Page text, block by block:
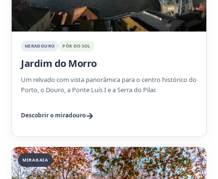
MIRADOURO PÔR DO SOL
Jardim do Morro
Um relvado com vista panorâmica para o centro histórico do
Porto, o Douro, a Ponte Luís I e a Serra do Pilar.
Descobrir o miradouro
MIRAGAIA